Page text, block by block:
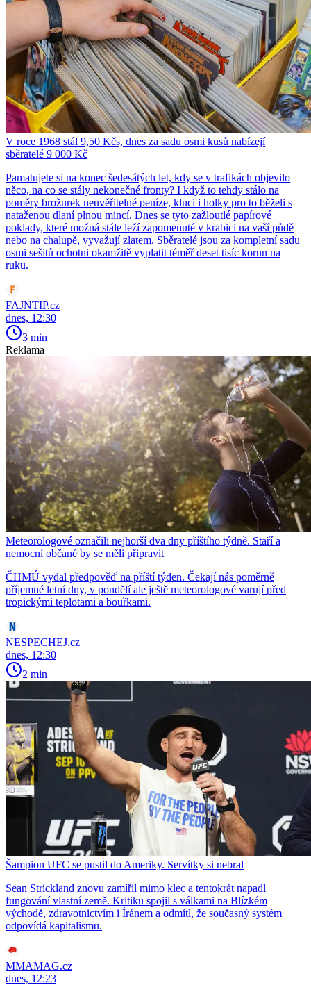
V roce 1968 stál 9,50 Kčs, dnes za sadu osmi kusů nabízejí
sběratelé 9 000 Kč
Pamatujete si na konec šedesátých let, kdy se v trafikách objevilo
něco, na co se stály nekonečné fronty? I když to tehdy stálo na
poměry brožurek neuvěřitelné peníze, kluci i holky pro to běželi s
nataženou dlaní plnou mincí. Dnes se tyto zažloutlé papírové
poklady, které možná stále leží zapomenuté v krabici na vaší půdě
nebo na chalupě, vyvažují zlatem. Sběratelé jsou za kompletní sadu
osmi sešitů ochotni okamžitě vyplatit téměř deset tisíc korun na
ruku.
FAJNTIP.cz
dnes, 12:30
3 min
Reklama
Meteorologové označili nejhorší dva dny příštího týdně. Staří a
nemocní občané by se měli připravit
ČHMÚ vydal předpověď na příští týden. Čekají nás poměrně
příjemné letní dny, v pondělí ale ještě meteorologové varují před
tropickými teplotami a bouřkami.
NESPECHEJ.cz
dnes, 12:30
2 min
Šampion UFC se pustil do Ameriky. Servítky si nebral
Sean Strickland znovu zamířil mimo klec a tentokrát napadl
fungování vlastní země. Kritiku spojil s válkami na Blízkém
východě, zdravotnictvím i Íránem a odmítl, že současný systém
odpovídá kapitalismu.
MMAMAG.cz
dnes, 12:23